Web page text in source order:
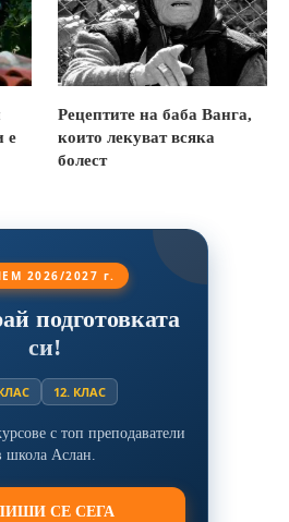
е
Рецептите на баба Ванга,
които лекуват всяка
болест
2026/2027 г.
подготовката
си!
12. КЛАС
с топ преподаватели
школа Аслан.
СЕ СЕГА